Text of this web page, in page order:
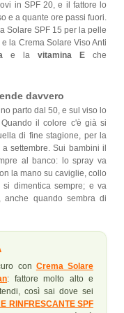
in SPF 20, e il fattore lo
e a quante ore passi fuori.
Solare SPF 15 per la pelle
la Crema Solare Viso Anti
e lavitamina E che
davvero
parto dal 50, e sul viso lo
il colore c'è già si
di fine stagione, per la
settembre. Sui bambini il
al banco: lo spray va
la mano su caviglie, collo
dimentica sempre; e va
quando sembra di
con Crema Solare
: fattore molto alto e
così sai dove sei
RINFRESCANTE SPF